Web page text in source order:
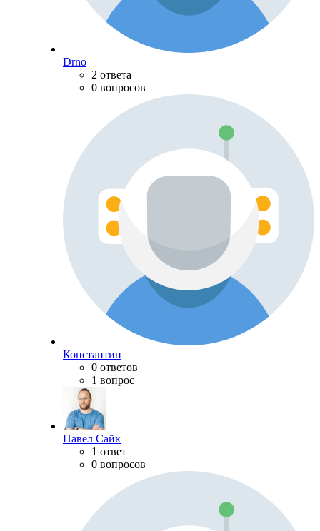
Drno
2 ответа
0 вопросов
Константин
0 ответов
1 вопрос
Павел Сайк
1 ответ
0 вопросов